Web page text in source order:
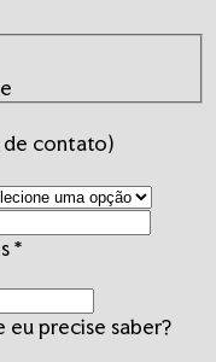
contato)
*
precise saber?